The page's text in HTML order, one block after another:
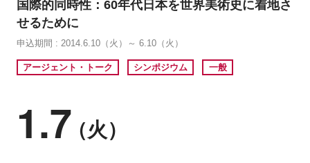
国際的同時性：60年代日本を世界美術史に着地さ
せるために
申込期間 : 2014.6.10（火）～ 6.10（火）
アージェント・トーク シンポジウム 一般
1.7（火）